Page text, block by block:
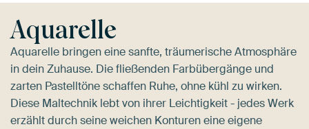
Aquarelle
Aquarelle bringen eine sanfte, träumerische Atmosphäre
in dein Zuhause. Die fließenden Farbübergänge und
zarten Pastelltöne schaffen Ruhe, ohne kühl zu wirken.
Diese Maltechnik lebt von ihrer Leichtigkeit - jedes Werk
erzählt durch seine weichen Konturen eine eigene